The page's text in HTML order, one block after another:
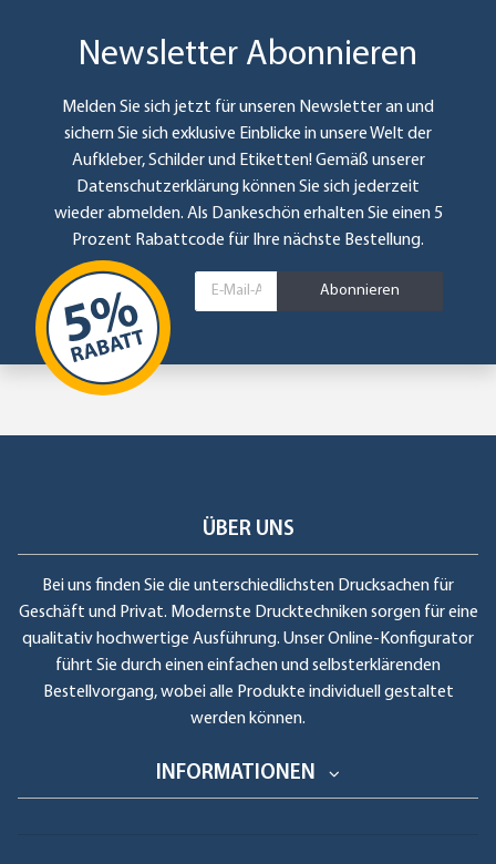
Newsletter Abonnieren
Melden Sie sich jetzt für unseren Newsletter an und
sichern Sie sich exklusive Einblicke in unsere Welt der
Aufkleber, Schilder und Etiketten! Gemäß unserer
Datenschutzerklärung können Sie sich jederzeit
wieder abmelden. Als Dankeschön erhalten Sie einen 5
Prozent Rabattcode für Ihre nächste Bestellung.
Abonnieren
ÜBER UNS
Bei uns finden Sie die unterschiedlichsten Drucksachen für
Geschäft und Privat. Modernste Drucktechniken sorgen für eine
qualitativ hochwertige Ausführung. Unser Online-Konfigurator
führt Sie durch einen einfachen und selbsterklärenden
Bestellvorgang, wobei alle Produkte individuell gestaltet
werden können.
INFORMATIONEN